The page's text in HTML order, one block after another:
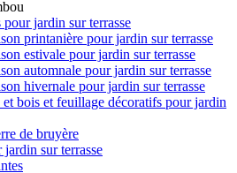
pour jardin sur terrasse
printanière pour jardin sur terrasse
estivale pour jardin sur terrasse
automnale pour jardin sur terrasse
hivernale pour jardin sur terrasse
et bois et feuillage décoratifs pour jardin
de bruyère
sur terrasse